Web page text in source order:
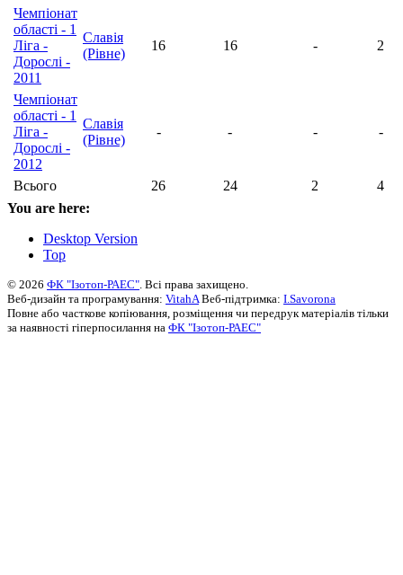
Чемпіонат
області - 1
Ліга -
Дорослі -
2011
Славія
(Рівне)
16 16 - 2
Чемпіонат
області - 1
Ліга -
Дорослі -
2012
Славія
(Рівне)
- - - -
Всього 26 24 2
4
You are here:
Desktop Version
Top
© 2026 ФК "Ізотоп-РАЕС" . Всі права захищено.
Веб-дизайн та програмування: VitahA Веб-підтримка: I.Savorona
Повне або часткове копіювання, розміщення чи передрук матеріалів тільки
за наявності гіперпосилання на ФК "Ізотоп-РАЕС"